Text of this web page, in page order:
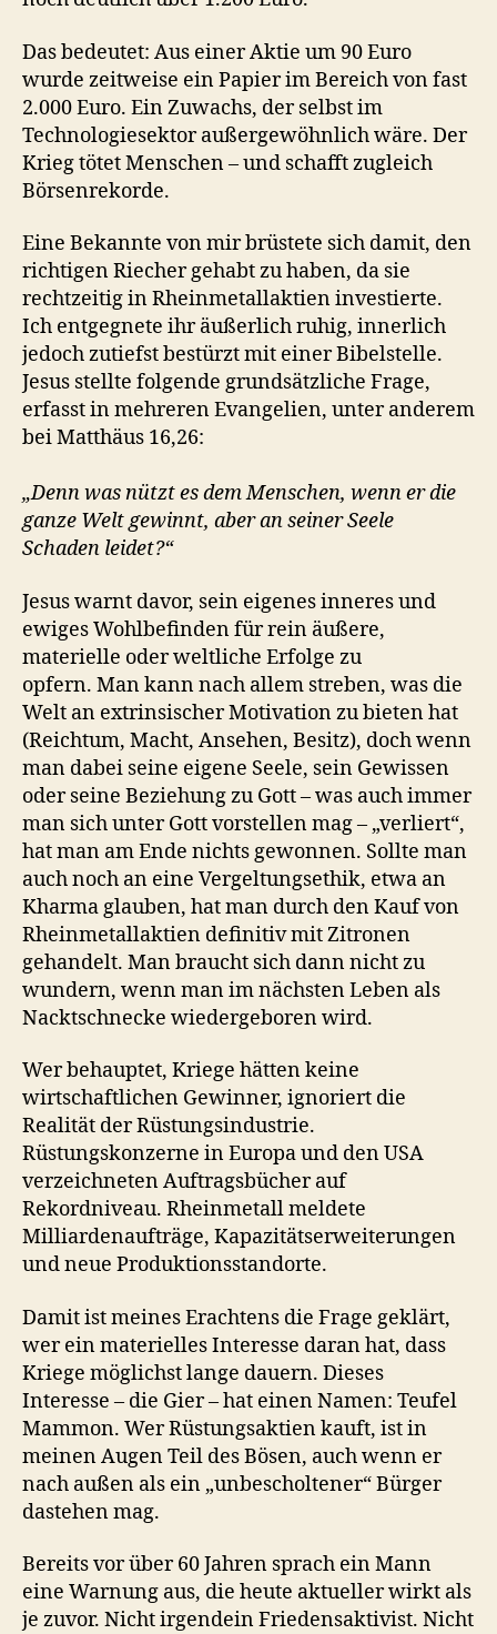
Das bedeutet: Aus einer Aktie um 90 Euro
wurde zeitweise ein Papier im Bereich von fast
2.000 Euro. Ein Zuwachs, der selbst im
Technologiesektor außergewöhnlich wäre. Der
Krieg tötet Menschen – und schafft zugleich
Börsenrekorde.
Eine Bekannte von mir brüstete sich damit, den
richtigen Riecher gehabt zu haben, da sie
rechtzeitig in Rheinmetallaktien investierte.
Ich entgegnete ihr äußerlich ruhig, innerlich
jedoch zutiefst bestürzt mit einer Bibelstelle.
Jesus stellte folgende grundsätzliche Frage,
erfasst in mehreren Evangelien, unter anderem
bei Matthäus 16,26:
„Denn was nützt es dem Menschen, wenn er die
ganze Welt gewinnt, aber an seiner Seele
Schaden leidet?“
Jesus warnt davor, sein eigenes inneres und
ewiges Wohlbefinden für rein äußere,
materielle oder weltliche Erfolge zu
opfern. Man kann nach allem streben, was die
Welt an extrinsischer Motivation zu bieten hat
(Reichtum, Macht, Ansehen, Besitz), doch wenn
man dabei seine eigene Seele, sein Gewissen
oder seine Beziehung zu Gott – was auch immer
man sich unter Gott vorstellen mag – „verliert“,
hat man am Ende nichts gewonnen. Sollte man
auch noch an eine Vergeltungsethik, etwa an
Kharma glauben, hat man durch den Kauf von
Rheinmetallaktien definitiv mit Zitronen
gehandelt. Man braucht sich dann nicht zu
wundern, wenn man im nächsten Leben als
Nacktschnecke wiedergeboren wird.
Wer behauptet, Kriege hätten keine
wirtschaftlichen Gewinner, ignoriert die
Realität der Rüstungsindustrie.
Rüstungskonzerne in Europa und den USA
verzeichneten Auftragsbücher auf
Rekordniveau. Rheinmetall meldete
Milliardenaufträge, Kapazitätserweiterungen
und neue Produktionsstandorte.
Damit ist meines Erachtens die Frage geklärt,
wer ein materielles Interesse daran hat, dass
Kriege möglichst lange dauern. Dieses
Interesse – die Gier – hat einen Namen: Teufel
Mammon. Wer Rüstungsaktien kauft, ist in
meinen Augen Teil des Bösen, auch wenn er
nach außen als ein „unbescholtener“ Bürger
dastehen mag.
Bereits vor über 60 Jahren sprach ein Mann
eine Warnung aus, die heute aktueller wirkt als
je zuvor. Nicht irgendein Friedensaktivist. Nicht